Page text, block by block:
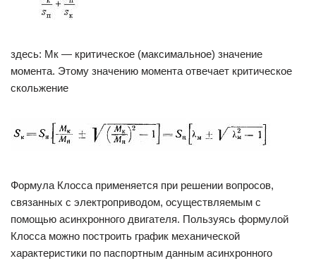
здесь: Мк — критическое (максимальное) значение
момента. Этому значению момента отвечает критическое
скольжение
Формула Клосса применяется при решении вопросов,
связанных с электроприводом, осуществляемым с
помощью асинхронного двигателя. Пользуясь формулой
Клосса можно построить график механической
характеристики по паспортным данным асинхронного